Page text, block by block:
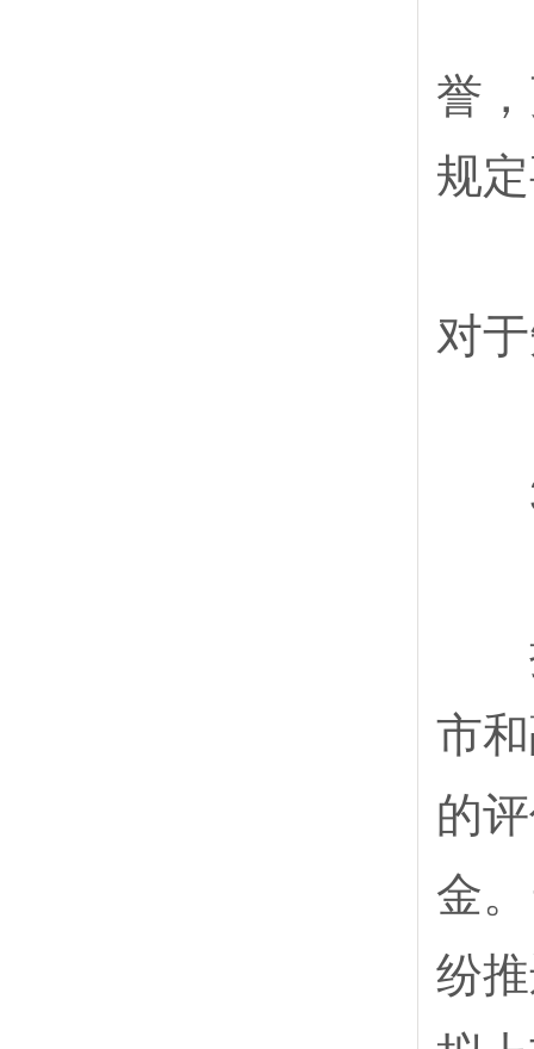
誉
规
对
3
拥
市
的
金
纷